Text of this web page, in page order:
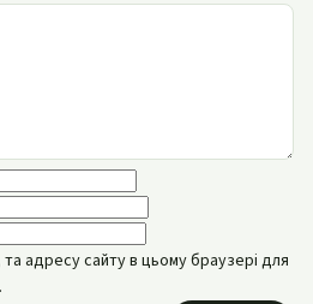
адресу сайту в цьому браузері для